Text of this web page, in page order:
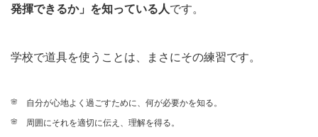
発揮できるか」を知っている人です。
学校で道具を使うことは、まさにその練習です。
自分が心地よく過ごすために、何が必要かを知る。
周囲にそれを適切に伝え、理解を得る。